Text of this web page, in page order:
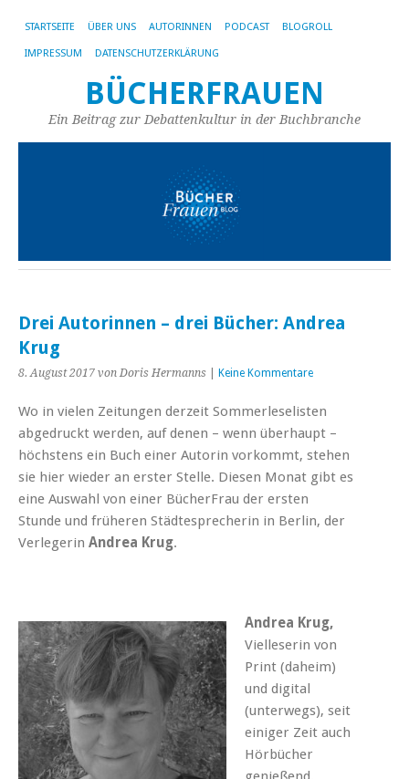
STARTSEITE ÜBER UNS AUTORINNEN PODCAST BLOGROLL
IMPRESSUM DATENSCHUTZERKLÄRUNG
BÜCHERFRAUEN
Ein Beitrag zur Debattenkultur in der Buchbranche
Drei Autorinnen – drei Bücher: Andrea
Krug
8. August 2017 von Doris Hermanns Keine Kommentare
Wo in vielen Zeitungen derzeit Sommerleselisten
abgedruckt werden, auf denen – wenn überhaupt –
höchstens ein Buch einer Autorin vorkommt, stehen
sie hier wieder an erster Stelle. Diesen Monat gibt es
eine Auswahl von einer BücherFrau der ersten
Stunde und früheren Städtesprecherin in Berlin, der
Verlegerin Andrea Krug.
Andrea Krug,
Vielleserin von
Print (daheim)
und digital
(unterwegs), seit
einiger Zeit auch
Hörbücher